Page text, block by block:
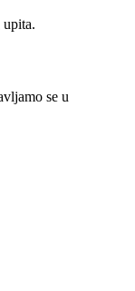
upita.
se u